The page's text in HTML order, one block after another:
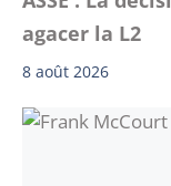
agacer la L2
8 août 2026